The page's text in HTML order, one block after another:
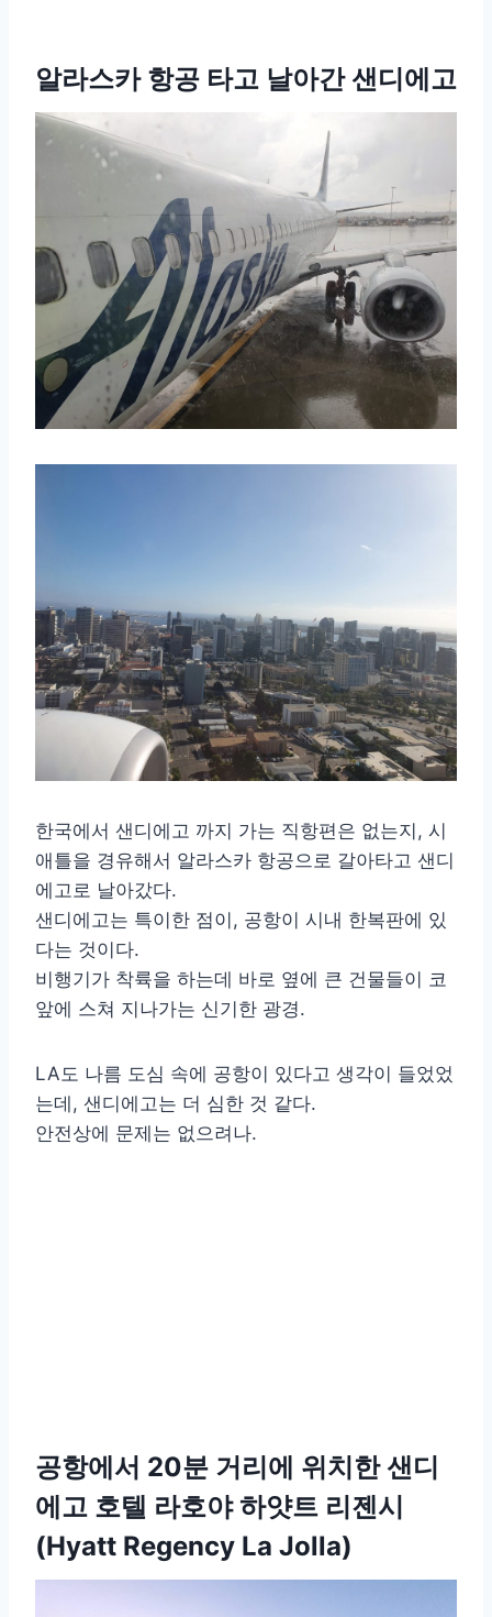
알라스카 항공 타고 날아간 샌디에고
한국에서 샌디에고 까지 가는 직항편은 없는지, 시
애틀을 경유해서 알라스카 항공으로 갈아타고 샌디
에고로 날아갔다.
샌디에고는 특이한 점이, 공항이 시내 한복판에 있
다는 것이다.
비행기가 착륙을 하는데 바로 옆에 큰 건물들이 코
앞에 스쳐 지나가는 신기한 광경.
LA도 나름 도심 속에 공항이 있다고 생각이 들었었
는데, 샌디에고는 더 심한 것 같다.
안전상에 문제는 없으려나.
공항에서 20분 거리에 위치한 샌디
에고 호텔 라호야 하얏트 리젠시
(Hyatt Regency La Jolla)